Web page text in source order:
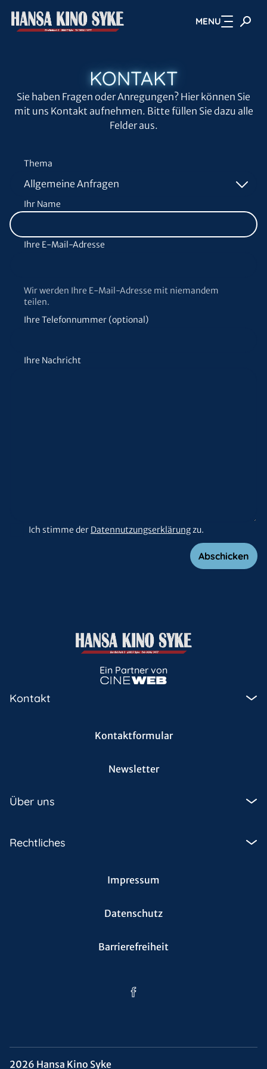
Zum Hauptinhalt springen MENU
KONTAKT
Sie haben Fragen oder Anregungen? Hier können Sie
mit uns Kontakt aufnehmen. Bitte füllen Sie dazu alle
Felder aus.
Thema
Ihr Name
Ihre E-Mail-Adresse
Wir werden Ihre E-Mail-Adresse mit niemandem
teilen.
Ihre Telefonnummer (optional)
Ihre Nachricht
Ich stimme der Datennutzungserklärungzu.
Abschicken
Ein Partner von
Kontakt
Kontaktformular
Newsletter
Über uns
Rechtliches
Impressum
Datenschutz
Barrierefreiheit
2026 Hansa Kino Syke